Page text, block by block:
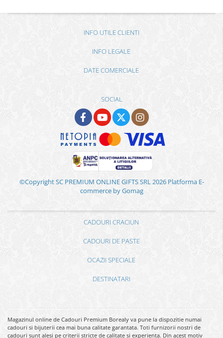
INFO UTILE CLIENTI
INFO LEGALE
DATE COMERCIALE
SOCIAL
©Copyright SC PREMIUM ONLINE GIFTS SRL 2026 Platforma E-
commerce by Gomag
CADOURI CRACIUN
CADOURI DE PASTE
OCAZII SPECIALE
DESTINATARI
Magazinul online de Cadouri Premium Borealy va pune la dispozitie numai
cadouri si bijuterii cea mai buna calitate garantata. Toti furnizorii nostri de
cadouri sunt alesi pe criterii stricte de calitate si experienta. Din acest motiv